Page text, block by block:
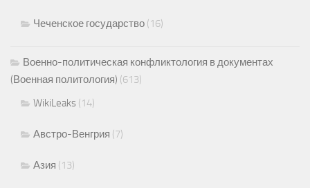
Чеченское государство (16)
Военно-политическая конфликтология в документах
(Военная политология) (613)
WikiLeaks (14)
Австро-Венгрия (7)
Азия (13)